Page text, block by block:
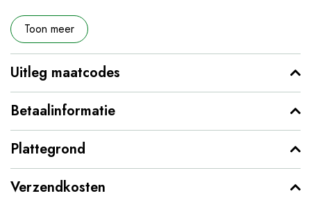
Toon meer
Uitleg maatcodes
Betaalinformatie
Plattegrond
Verzendkosten